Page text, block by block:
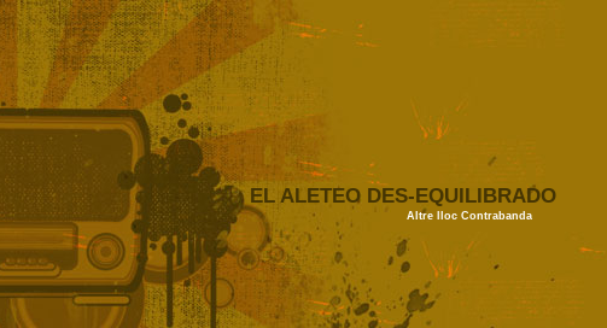
EL ALETEO DES-EQUILIBRADO
Altre lloc Contrabanda